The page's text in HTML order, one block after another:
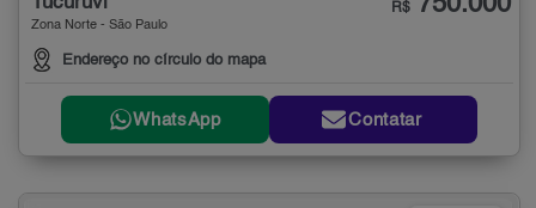
Zona Norte - São Paulo
Endereço no círculo do mapa
R$
WhatsApp Contatar